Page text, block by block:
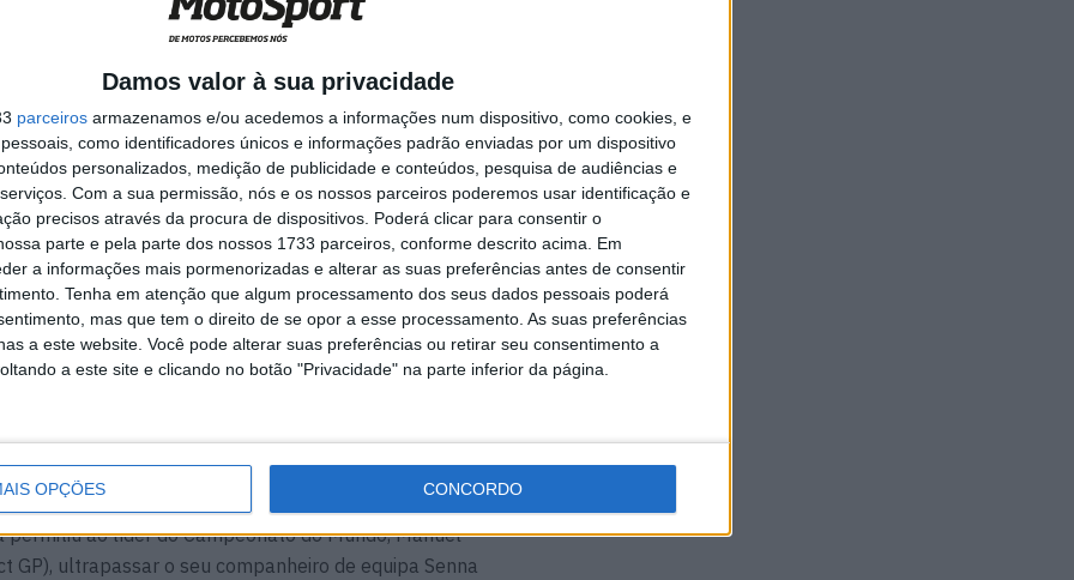
Damos valor à sua privacidade
parceiros armazenamos e/ou acedemos a informações num dispositivo, como cookies, e
como identificadores únicos e informações padrão enviadas por um dispositivo
personalizados, medição de publicidade e conteúdos, pesquisa de audiências e
Com a sua permissão, nós e os nossos parceiros poderemos usar identificação e
precisos através da procura de dispositivos. Poderá clicar para consentir o
parte e pela parte dos nossos 1733 parceiros, conforme descrito acima. Em
a informações mais pormenorizadas e alterar as suas preferências antes de consentir
Tenha em atenção que algum processamento dos seus dados pessoais poderá
mas que tem o direito de se opor a esse processamento. As suas preferências
a este website. Você pode alterar suas preferências ou retirar seu consentimento a
a este site e clicando no botão "Privacidade" na parte inferior da página.
OPÇÕES CONCORDO
em Brno para Moto2, com 1:57.718, foi 0,205s mais
Filip Salač (12, OnlyFans American Racing), com o
primeira linha consecutiva do ano, desta vez perante
de equipa de Alonso, Daniel Holgado, e
de posição após uma queda na Q2.
MotoGP: Marco Bezzecchi
recebe luz verde para correr
em Silverstone
6 AGOSTO, 2026
ao líder do Campeonato do Mundo, Manuel
GP), ultrapassar o seu companheiro de equipa Senna